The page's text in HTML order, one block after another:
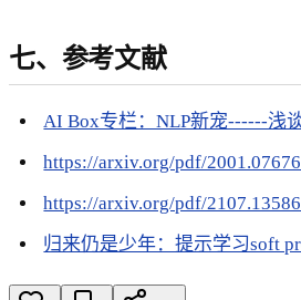
七、参考文献
AI Box专栏：NLP新宠------浅
https://arxiv.org/pdf/
https://arxiv.org/pdf/
归来仍是少年：提示学习soft